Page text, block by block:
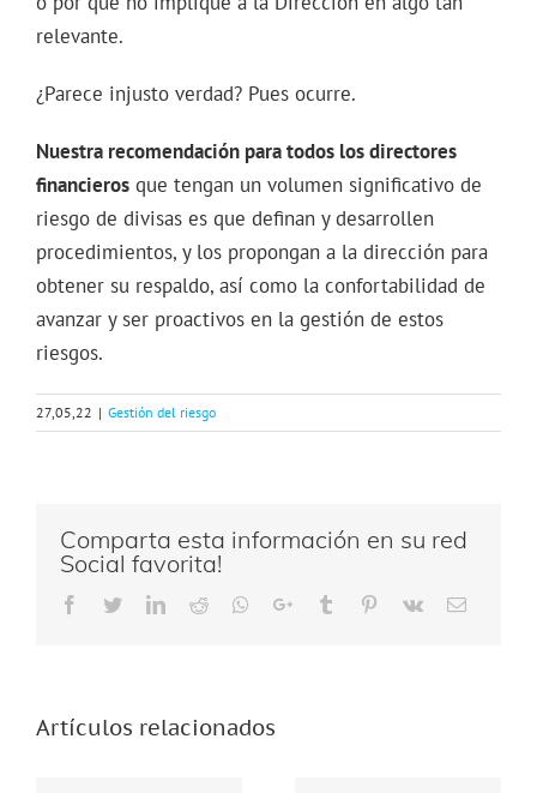
relevante.
¿Parece injusto verdad? Pues ocurre.
Nuestra recomendación para todos los directores
financieros que tengan un volumen significativo de
riesgo de divisas es que definan y desarrollen
procedimientos, y los propongan a la dirección para
obtener su respaldo, así como la confortabilidad de
avanzar y ser proactivos en la gestión de estos
riesgos.
27,05,22 | Gestión del riesgo
Comparta esta información en su red
Social favorita!
Facebook
TwitterLinkedIn
Reddit Whatsapp
Google+Tumblr Pinterest
Vk Email
Artículos relacionados